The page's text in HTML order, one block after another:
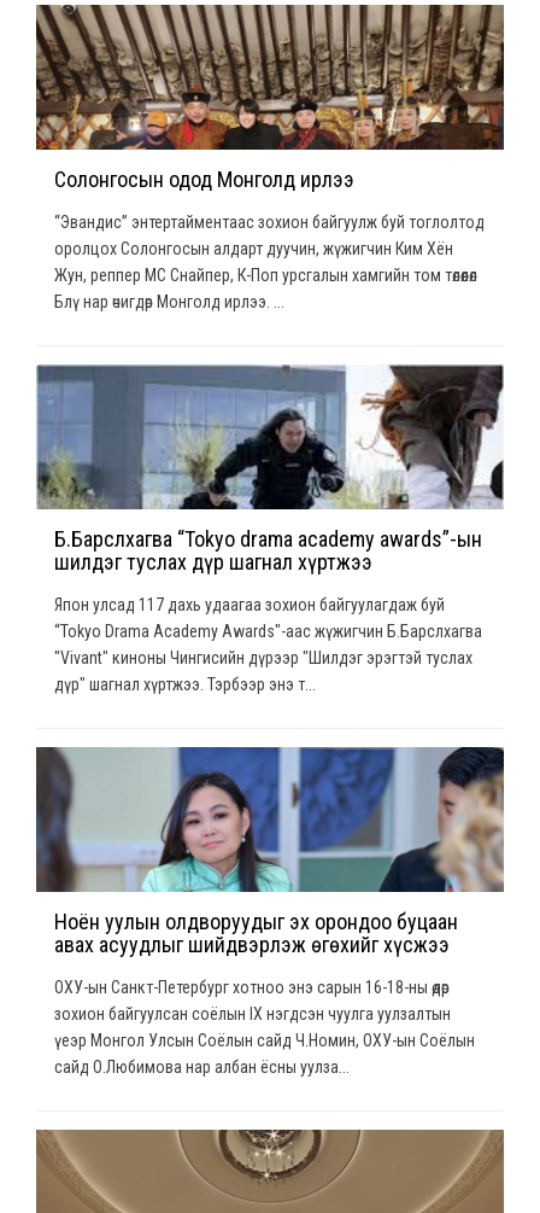
Солонгосын одод Монголд ирлээ
“Эвандис” энтертайментаас зохион байгуулж буй тоглолтод
оролцох Солонгосын алдарт дуучин, жүжигчин Ким Хён
Жун, реппер MC Снайпер, К-Поп урсгалын хамгийн том төлөөлөл
Блү нар өчигдөр Монголд ирлээ. ...
Б.Барслхагва “Tokyo drama academy awards”-ын
шилдэг туслах дүр шагнал хүртжээ
Япон улсад 117 дахь удаагаа зохион байгуулагдаж буй
“Tokyo Drama Academy Awards"-аас жүжигчин Б.Барслхагва
"Vivant" киноны Чингисийн дүрээр "Шилдэг эрэгтэй туслах
дүр" шагнал хүртжээ. Тэрбээр энэ т...
Ноён уулын олдворуудыг эх орондоо буцаан
авах асуудлыг шийдвэрлэж өгөхийг хүсжээ
ОХУ-ын Санкт-Петербург хотноо энэ сарын 16-18-ны өдөр
зохион байгуулсан соёлын IX нэгдсэн чуулга уулзалтын
үеэр Монгол Улсын Соёлын сайд Ч.Номин, ОХУ-ын Соёлын
сайд О.Любимова нар албан ёсны уулза...